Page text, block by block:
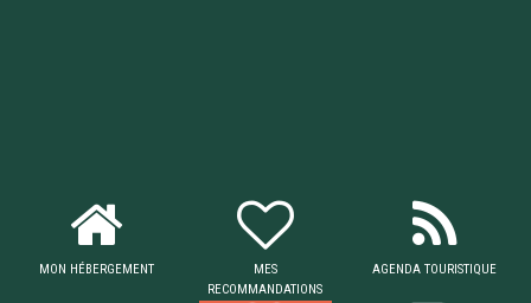
MON HÉBERGEMENT
MES
RECOMMANDATIONS
AGENDA TOURISTIQUE